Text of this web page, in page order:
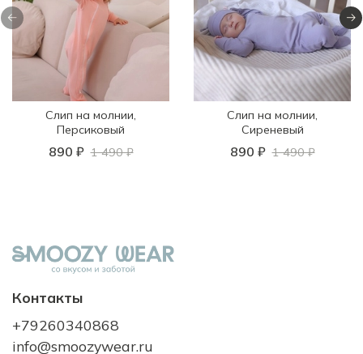
Слип на молнии,
Персиковый
890 ₽ 1 490 ₽
Слип на молнии,
Сиреневый
890 ₽ 1 490 ₽
Контакты
+79260340868
info@smoozywear.ru